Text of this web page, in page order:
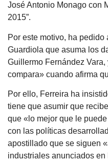
José Antonio Monago con
2015”.
Por este motivo, ha
Guardiola que asuma los
Guillermo Fernández
compara» cuando afirma
Por ello, Ferreira ha
tiene que asumir que
que «lo mejor que le
con las políticas
apostillado que se siguen
industriales anunciados